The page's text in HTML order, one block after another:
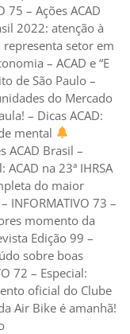
75 – Ações ACAD
2022: atenção à
representa setor em
– ACAD e “E
de São Paulo –
do Mercado
– Dicas ACAD:
mental
ACAD Brasil –
na 23ª IHRSA
do maior
INFORMATIVO 73 –
momento da
Edição 99 –
sobre boas
72 – Especial:
oficial do Clube
Air Bike é amanhã!